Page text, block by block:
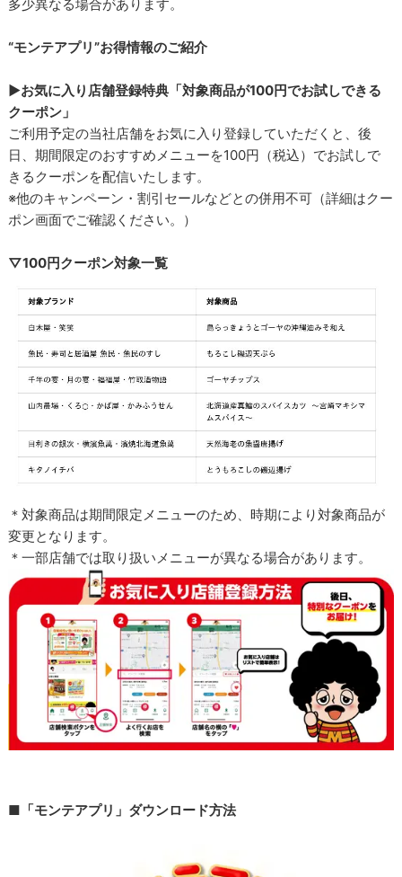
多少異なる場合があります。
“モンテアプリ”お得情報のご紹介
▶お気に入り店舗登録特典「対象商品が100円でお試しできる
クーポン」
ご利用予定の当社店舗をお気に入り登録していただくと、後
日、期間限定のおすすめメニューを100円（税込）でお試しで
きるクーポンを配信いたします。
※他のキャンペーン・割引セールなどとの併用不可（詳細はクー
ポン画面でご確認ください。）
▽100円クーポン対象一覧
＊対象商品は期間限定メニューのため、時期により対象商品が
変更となります。
＊一部店舗では取り扱いメニューが異なる場合があります。
■「モンテアプリ」ダウンロード方法